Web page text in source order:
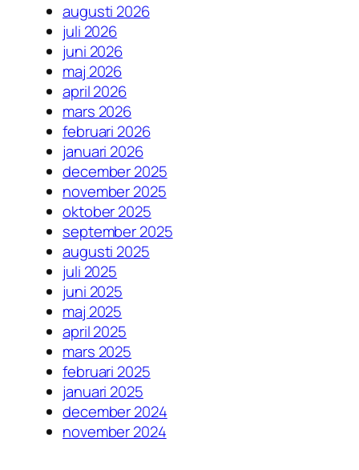
augusti 2026
juli 2026
juni 2026
maj 2026
april 2026
mars 2026
februari 2026
januari 2026
december 2025
november 2025
oktober 2025
september 2025
augusti 2025
juli 2025
juni 2025
maj 2025
april 2025
mars 2025
februari 2025
januari 2025
december 2024
november 2024